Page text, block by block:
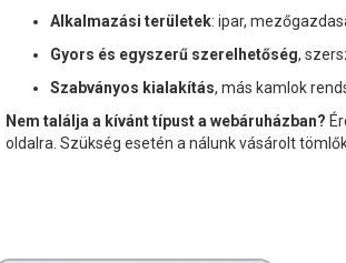
Alkalmazási területek: ipar,
Gyors és egyszerű szerelhetőség,
Szabványos kialakítás, más kamlok
Nem találja a kívánt típust a webáruházban?
oldalra. Szükség esetén a nálunk vásárolt